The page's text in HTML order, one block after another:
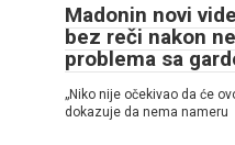
Madonin novi
bez reči nakon
problema sa
„Niko nije očekivao da će
dokazuje da nema nameru